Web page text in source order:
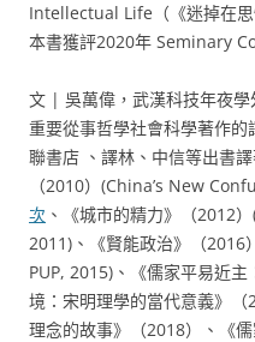
Intellectual Life（《迷掉在思
本書獲評2020年 Seminary
文 | 吳萬偉，武漢科技年夜學
重要從事哲學社會科學著作
聯書店 、譯林、中信等出書
（2010）(China’s New
次 、《城市的精力》（2012
2011)、《賢能政治》（
PUP, 2015)、《儒家平易近
境：宋明理學的當代意義》
理念的故事》（2018）、《